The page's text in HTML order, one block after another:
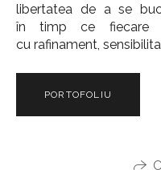
libertatea de a se
în timp ce fiecare
cu rafinament,
PORTOFOLIU